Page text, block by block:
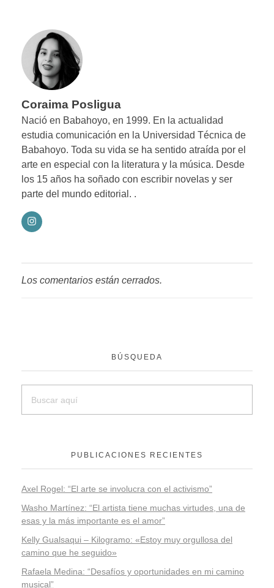
Coraima Posligua
Nació en Babahoyo, en 1999. En la actualidad
estudia comunicación en la Universidad Técnica de
Babahoyo. Toda su vida se ha sentido atraída por el
arte en especial con la literatura y la música. Desde
los 15 años ha soñado con escribir novelas y ser
parte del mundo editorial. .
Los comentarios están cerrados.
BÚSQUEDA
PUBLICACIONES RECIENTES
Axel Rogel: “El arte se involucra con el activismo”
Washo Martínez: “El artista tiene muchas virtudes, una de
esas y la más importante es el amor”
Kelly Gualsaqui – Kilogramo: «Estoy muy orgullosa del
camino que he seguido»
Rafaela Medina: “Desafíos y oportunidades en mi camino
musical”